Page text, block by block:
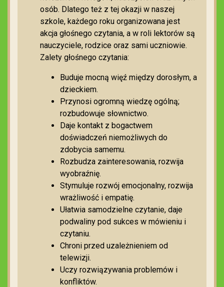
osób. Dlatego też z tej okazji w naszej
szkole, każdego roku organizowana jest
akcja głośnego czytania, a w roli lektorów są
nauczyciele, rodzice oraz sami uczniowie.
Zalety głośnego czytania:
Buduje mocną więź między dorosłym, a
dzieckiem.
Przynosi ogromną wiedzę ogólną;
rozbudowuje słownictwo.
Daje kontakt z bogactwem
doświadczeń niemożliwych do
zdobycia samemu.
Rozbudza zainteresowania, rozwija
wyobraźnię.
Stymuluje rozwój emocjonalny, rozwija
wrażliwość i empatię.
Ułatwia samodzielne czytanie, daje
podwaliny pod sukces w mówieniu i
czytaniu.
Chroni przed uzależnieniem od
telewizji.
Uczy rozwiązywania problemów i
konfliktów.